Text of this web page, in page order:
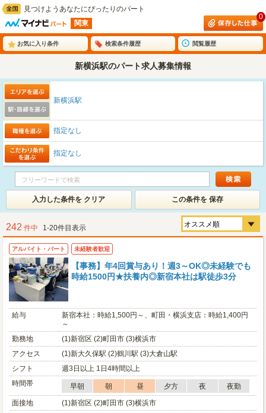
見つけようあなたにぴったりのパート
関東
0
お気に入り条件 検索条件履歴 閲覧履歴
新横浜駅のパート求人募集情報
新横浜駅
指定なし
指定なし
入力した条件を クリア この条件を 保存
242 件中 1-20件目表示
アルバイト・パート 未経験者歓迎
【事務】年4回賞与あり！週3～OK◎未経験でも
時給1500円★扶養内◎新宿本社は駅徒歩3分
給与
新宿本社：時給1,500円～、町田・横浜支店：時給1,400円
～
勤務地
(1)新宿区 (2)町田市 (3)横浜市
アクセス
(1)新大久保駅 (2)鶴川駅 (3)大倉山駅
シフト
週3日以上 1日4時間以上
時間帯
早朝 朝 昼 夕方 夜
夜勤
面接地
(1)新宿区 (2)町田市 (3)横浜市